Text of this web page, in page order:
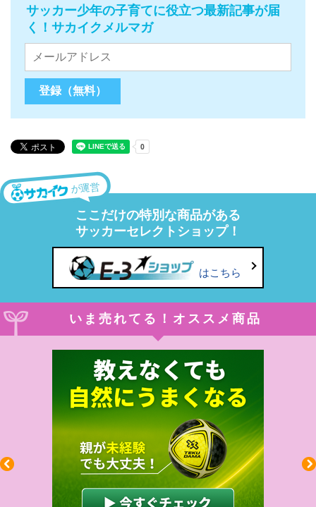
サッカー少年の子育てに役立つ最新記事が届
く！サカイクメルマガ
が運営
ここだけの特別な商品がある
サッカーセレクトショップ！
はこちら
いま売れてる！オススメ商品